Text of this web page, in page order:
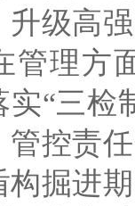
升级高
管理方
实“三检
管控责
构掘进